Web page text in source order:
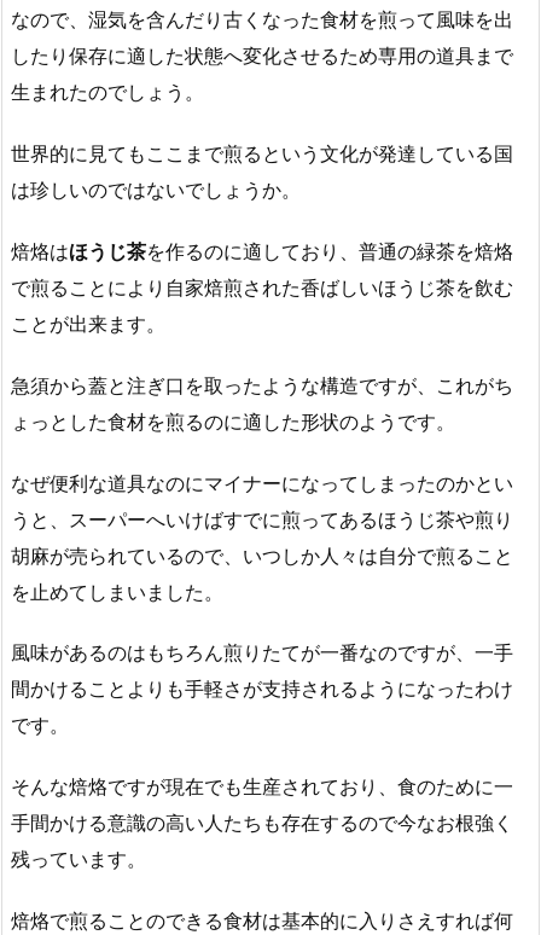
なので、湿気を含んだり古くなった食材を煎って風味を出
したり保存に適した状態へ変化させるため専用の道具まで
生まれたのでしょう。
世界的に見てもここまで煎るという文化が発達している国
は珍しいのではないでしょうか。
焙烙はほうじ茶を作るのに適しており、普通の緑茶を焙烙
で煎ることにより自家焙煎された香ばしいほうじ茶を飲む
ことが出来ます。
急須から蓋と注ぎ口を取ったような構造ですが、これがち
ょっとした食材を煎るのに適した形状のようです。
なぜ便利な道具なのにマイナーになってしまったのかとい
うと、スーパーへいけばすでに煎ってあるほうじ茶や煎り
胡麻が売られているので、いつしか人々は自分で煎ること
を止めてしまいました。
風味があるのはもちろん煎りたてが一番なのですが、一手
間かけることよりも手軽さが支持されるようになったわけ
です。
そんな焙烙ですが現在でも生産されており、食のために一
手間かける意識の高い人たちも存在するので今なお根強く
残っています。
焙烙で煎ることのできる食材は基本的に入りさえすれば何